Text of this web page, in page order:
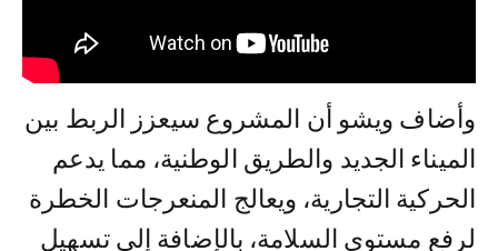
وأضاف ويشو أن المشروع سيعزز الربط بين
الميناء الجديد والطريق الوطنية، مما يدعم
الحركية التجارية، ويعالج المنعرجات الخطرة
لرفع مستوى السلامة، بالإضافة إلى تسهيل